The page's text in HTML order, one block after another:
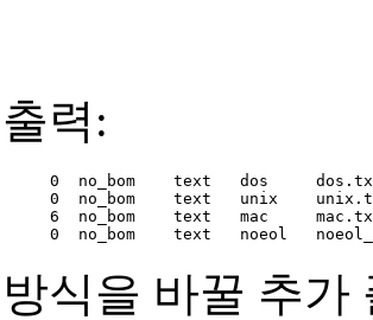
력:
0  no_bom    text   dos
0  no_bom    text   unix
6  no_bom    text   mac
0  no_bom    text   noeol
식을 바꿀 추가